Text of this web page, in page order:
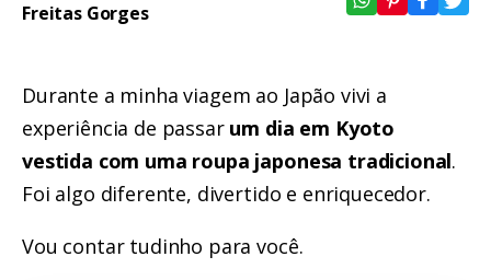
Freitas Gorges
Durante a minha viagem ao Japão vivi a
experiência de passar um dia em Kyoto
vestida com uma roupa japonesa tradicional.
Foi algo diferente, divertido e enriquecedor.
Vou contar tudinho para você.